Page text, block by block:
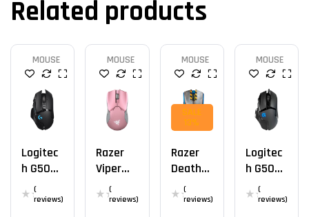
Related products
MOUSE
Logitec
H G502
LIGHTSP
(
reviews)
MOUSE
Razer
Viper
Ultimat
E
(
reviews)
MOUSE
SALE
13%
Razer
DeathA
Dder V3
Pro
(
reviews)
MOUSE
Logitec
H G502
HERO
(
reviews)